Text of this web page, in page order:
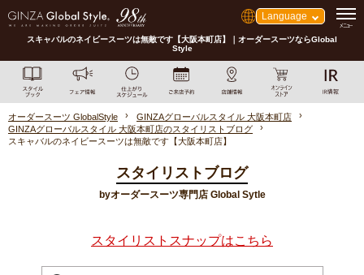
Language
スキャバルのネイビースーツは無敵です【大阪本町店】｜オーダースーツならGlobal
Style
オーダースーツ GlobalStyle
GINZAグローバルスタイル 大阪本町店
GINZAグローバルスタイル 大阪本町店のスタイリストブログ
スキャバルのネイビースーツは無敵です【大阪本町店】
スタイリストブログ
byオーダースーツ専門店 Global Sytle
スタイリストスナップはこちら